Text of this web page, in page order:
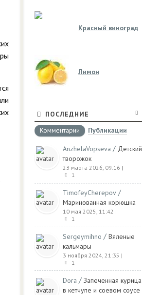
Красный виноград
Лимон
ПОСЛЕДНИЕ
Комментарии
Публикации
AnzhelaVopseva / Детский
творожок
23 марта 2026, 09:16 |
1
TimofeyCherepov /
Маринованная корюшка
10 мая 2025, 11:42 |
1
Sergeymihno / Вяленые
кальмары
3 ноября 2024, 21:35 |
1
Dora / Запеченная курица
в кетчупе и соевом соусе